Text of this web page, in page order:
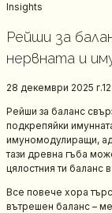
Insights
Рейши за
нервната и
28 декември 2025 г.
Рейши за баланс
подкрепяйки
имуномодулиращи,
тази древна гъба
цялостния ти баланс
Все повече хора
вътрешен баланс –